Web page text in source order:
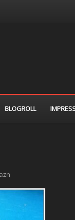
BLOGROLL